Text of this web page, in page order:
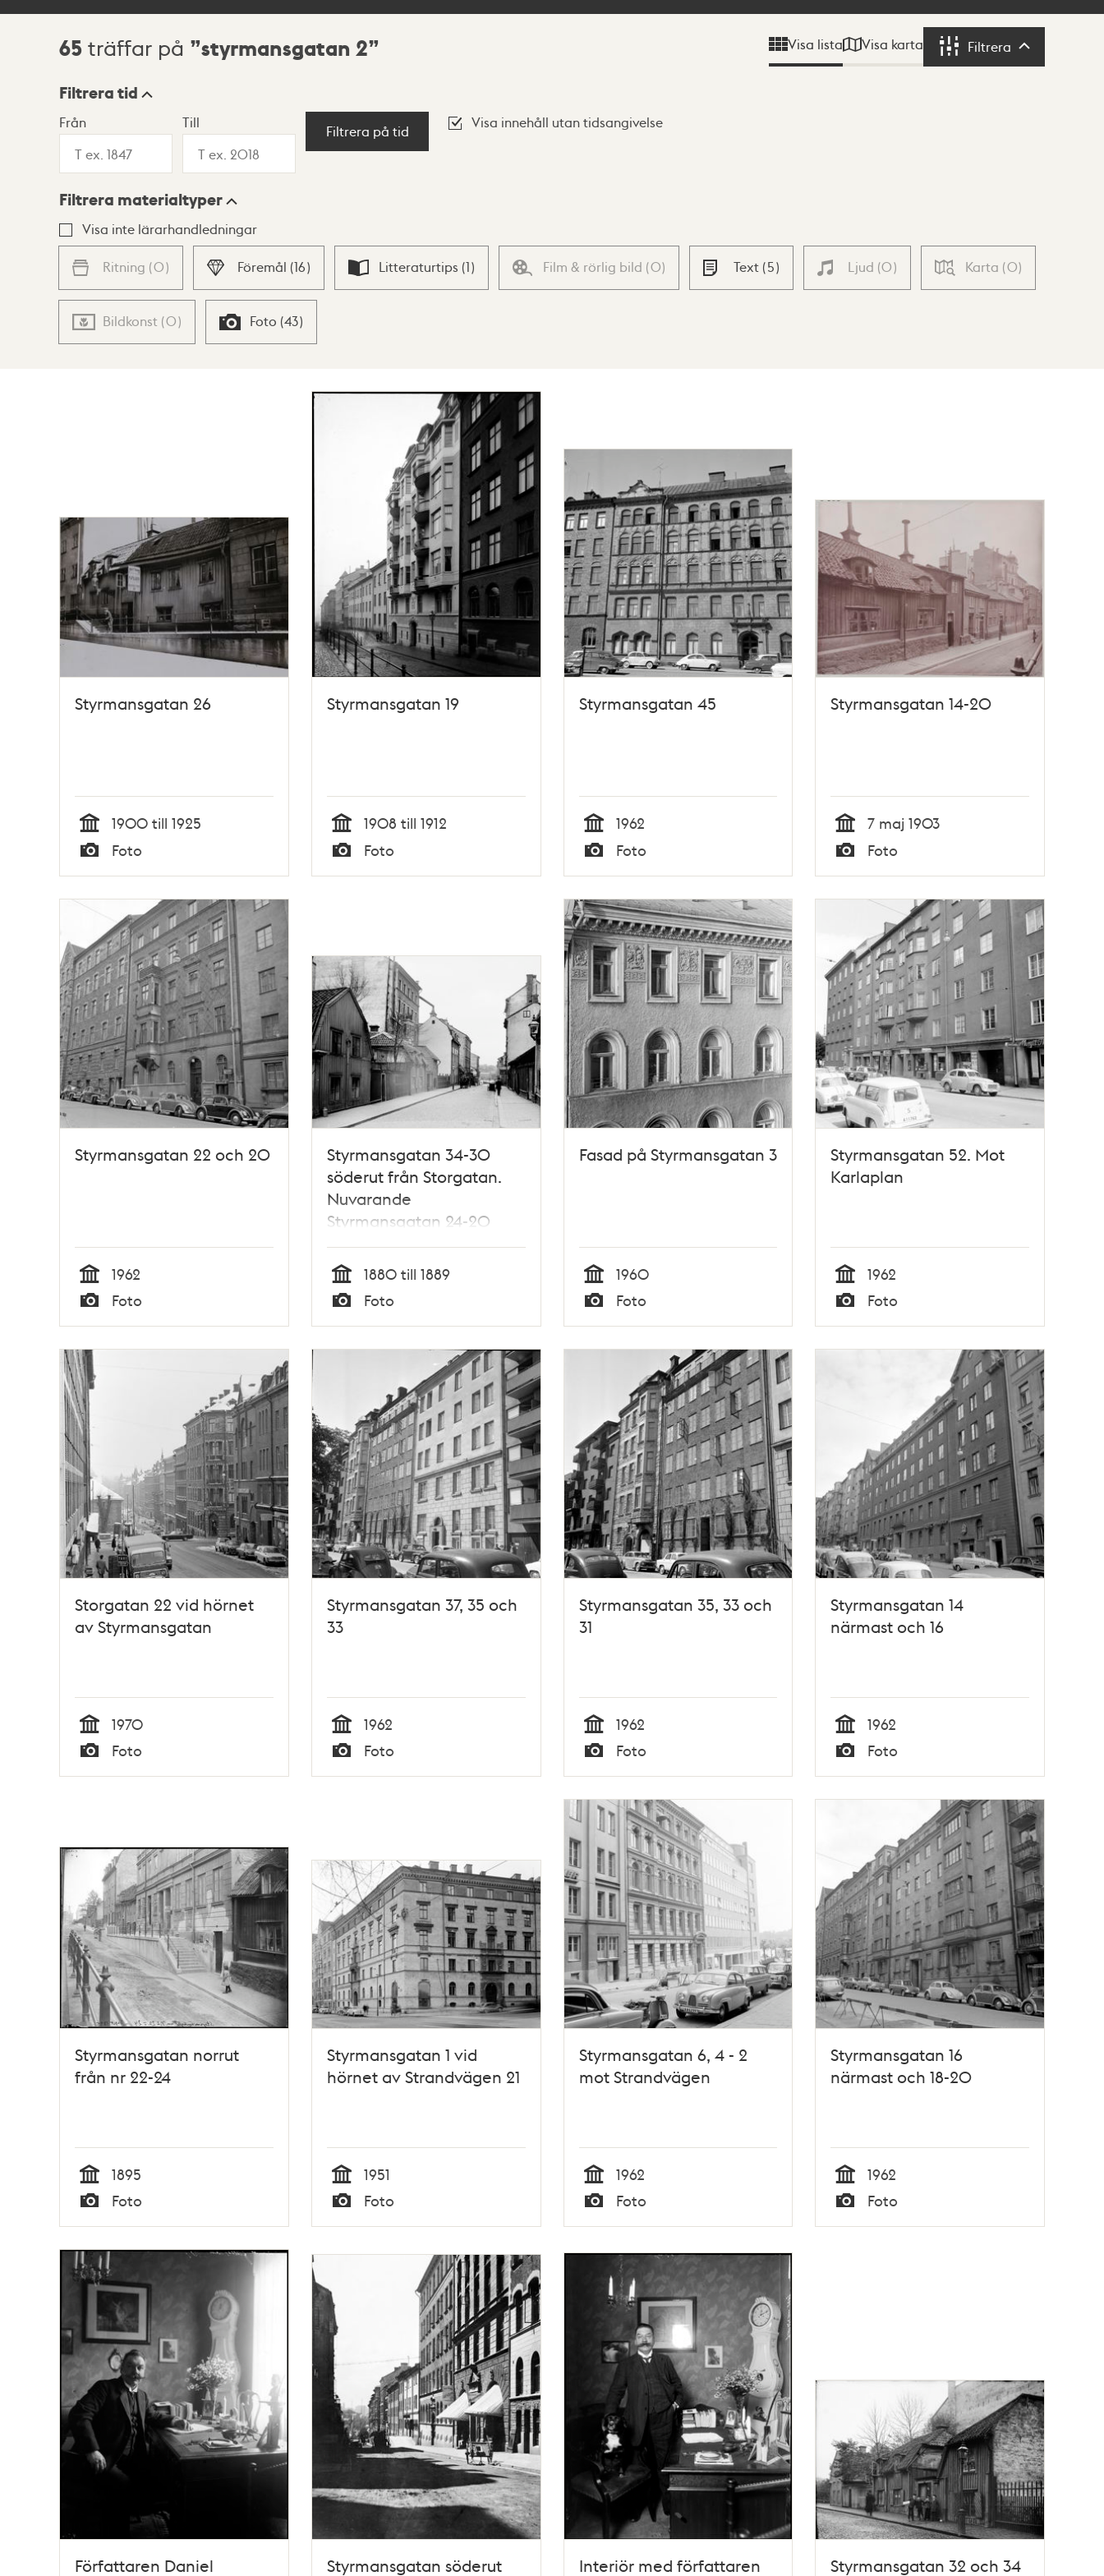
Sökresultat
65 träffar på styrmansgatan 2 Visa lista Visa karta Filtrera Filtrera
Visningsläge
Lista Karta
Filtrera tid
Från Till
Filtrera på tid
Visa innehåll utan tidsangivelse
Filtrera materialtyper
Visa inte lärarhandledningar
Ritning (0) Föremål (16) Litteraturtips (1) Film & rörlig bild (0) Text (5) Ljud (0) Karta (0)
Bildkonst (0) Foto (43)
Styrmansgatan 26
Tid
1900 till 1925
Typ
Foto
Styrmansgatan 19
Tid
1908 till 1912
Typ
Foto
Styrmansgatan 45
Tid
1962
Typ
Foto
Styrmansgatan 14-20
Tid
7 maj 1903
Typ
Foto
Styrmansgatan 22 och 20
Tid
1962
Typ
Foto
Styrmansgatan 34-30
söderut från Storgatan.
Nuvarande
Styrmansgatan 24-20
Tid
1880 till 1889
Typ
Foto
Fasad på Styrmansgatan 3
Tid
1960
Typ
Foto
Styrmansgatan 52. Mot
Karlaplan
Tid
1962
Typ
Foto
Storgatan 22 vid hörnet
av Styrmansgatan
Tid
1970
Typ
Foto
Styrmansgatan 37, 35 och
33
Tid
1962
Typ
Foto
Styrmansgatan 35, 33 och
31
Tid
1962
Typ
Foto
Styrmansgatan 14
närmast och 16
Tid
1962
Typ
Foto
Styrmansgatan norrut
från nr 22-24
Tid
1895
Typ
Foto
Styrmansgatan 1 vid
hörnet av Strandvägen 21
Tid
1951
Typ
Foto
Styrmansgatan 6, 4 - 2
mot Strandvägen
Tid
1962
Typ
Foto
Styrmansgatan 16
närmast och 18-20
Tid
1962
Typ
Foto
Författaren Daniel Styrmansgatan söderut Interiör med författaren Styrmansgatan 32 och 34